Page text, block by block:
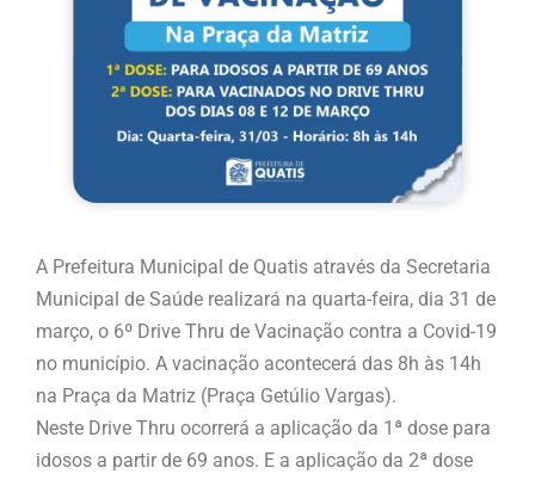
A Prefeitura Municipal de Quatis através da Secretaria
Municipal de Saúde realizará na quarta-feira, dia 31 de
março, o 6º Drive Thru de Vacinação contra a Covid-19
no município. A vacinação acontecerá das 8h às 14h
na Praça da Matriz (Praça Getúlio Vargas).
Neste Drive Thru ocorrerá a aplicação da 1ª dose para
idosos a partir de 69 anos. E a aplicação da 2ª dose